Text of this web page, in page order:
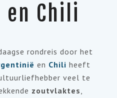
Chili
rondreis door het
en Chili heeft
veel te
zoutvlaktes,